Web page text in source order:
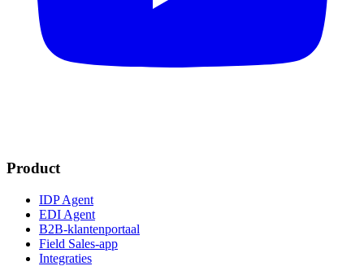
Product
IDP Agent
EDI Agent
B2B-klantenportaal
Field Sales-app
Integraties